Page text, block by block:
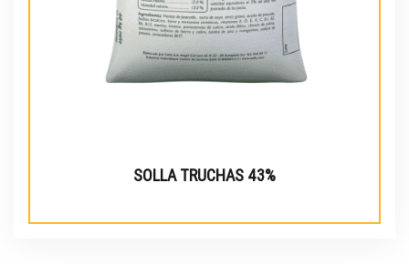
SOLLA TRUCHAS 43%